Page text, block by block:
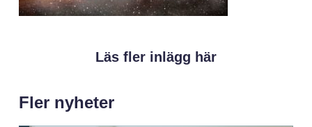
Läs fler inlägg här
Fler nyheter